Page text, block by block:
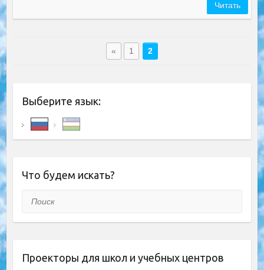
Читать
« 1 2
Выберите язык:
Что будем искать?
Поиск
Проекторы для школ и учебных центров